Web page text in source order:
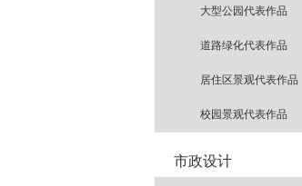
大型公园代表作品
道路绿化代表作品
居住区景观代表作品
校园景观代表作品
市政设计